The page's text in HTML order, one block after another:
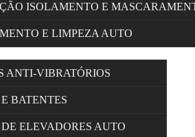
ISOLAMENTO E
E LIMPEZA AUTO
ANTI-VIBRATÓRIOS
BATENTES
ELEVADORES AUTO